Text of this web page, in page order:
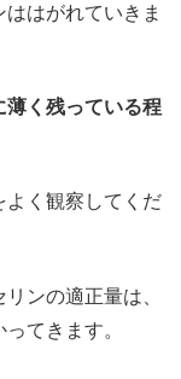
はがれていきま
薄く残っている程
よく観察してくだ
ンの適正量は、
てきます。